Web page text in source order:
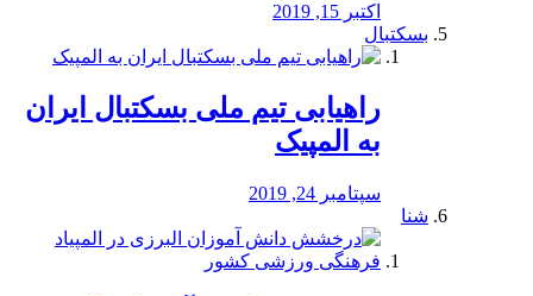
اکتبر 15, 2019
بسکتبال
راهیابی تیم ملی بسکتبال ایران
به المپیک
سپتامبر 24, 2019
شنا